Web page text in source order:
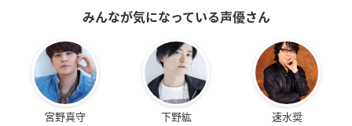
みんなが気になっている声優さん
宮野真守 下野紘 速水奨